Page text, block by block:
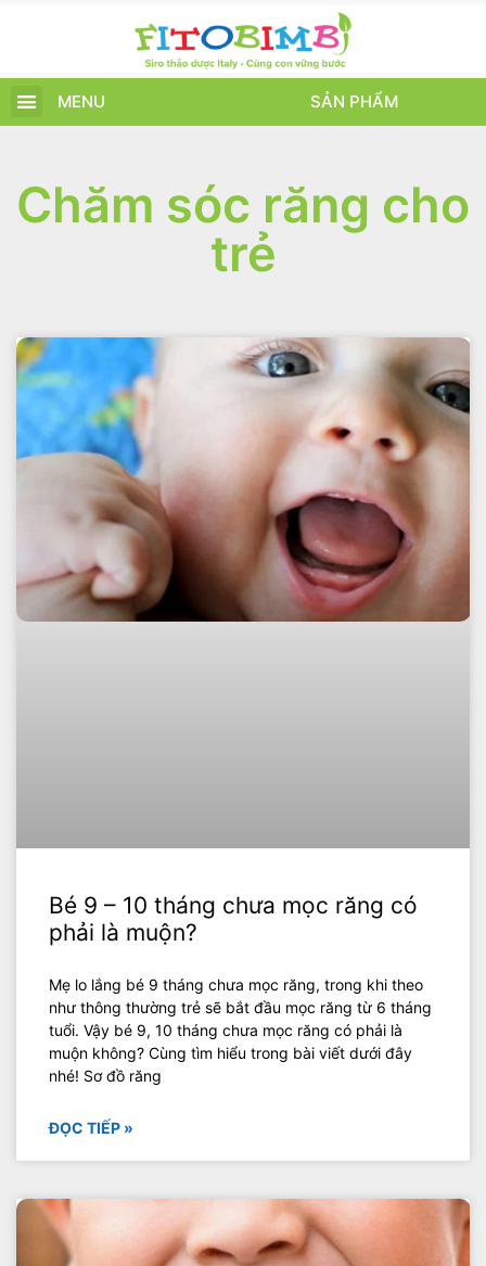
MENU SẢN PHẨM
Chăm sóc răng cho
trẻ
Bé 9 – 10 tháng chưa mọc răng có
phải là muộn?
Mẹ lo lắng bé 9 tháng chưa mọc răng, trong khi theo
như thông thường trẻ sẽ bắt đầu mọc răng từ 6 tháng
tuổi. Vậy bé 9, 10 tháng chưa mọc răng có phải là
muộn không? Cùng tìm hiểu trong bài viết dưới đây
nhé! Sơ đồ răng
ĐỌC TIẾP »